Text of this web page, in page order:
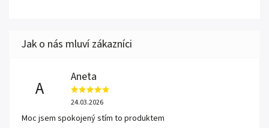
A
Aneta
24.03.2026
Moc jsem spokojený stím to produktem